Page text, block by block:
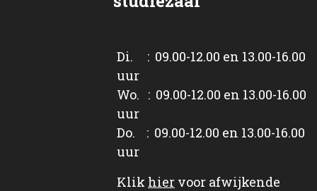
Di. : 09.00-12.00 en 13.00-16.00
uur
Wo. : 09.00-12.00 en 13.00-16.00
uur
Do. : 09.00-12.00 en 13.00-16.00
uur
Klik hier voor afwijkende